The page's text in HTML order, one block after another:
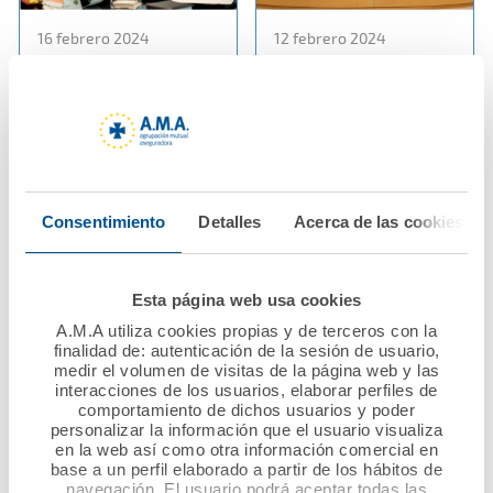
Consentimiento Detalles Acerca de las cookies
Esta página web usa cookies
A.M.A utiliza cookies propias y de terceros con la
finalidad de: autenticación de la sesión de usuario,
medir el volumen de visitas de la página web y las
interacciones de los usuarios, elaborar perfiles de
comportamiento de dichos usuarios y poder
personalizar la información que el usuario visualiza
en la web así como otra información comercial en
base a un perfil elaborado a partir de los hábitos de
navegación. El usuario podrá aceptar todas las
16 febrero 2024
Farmacéuticos de
Castellón renuevan su
Ver noticia
12 febrero 2024
Fundación A.M.A. que
otorgan 60.000 euros
Ver noticia